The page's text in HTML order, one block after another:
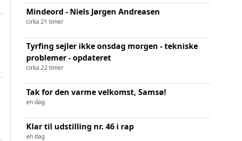
Mindeord - Niels Jørgen Andreasen
cirka 21 timer
Tyrfing sejler ikke onsdag morgen - tekniske
problemer - opdateret
cirka 22 timer
Tak for den varme velkomst, Samsø!
en dag
Klar til udstilling nr. 46 i rap
en dag